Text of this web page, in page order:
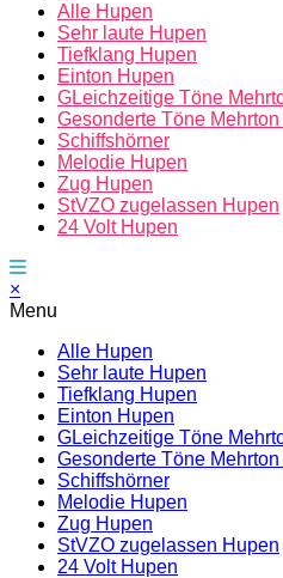
Alle Hupen
Sehr laute Hupen
Tiefklang Hupen
Einton Hupen
GLeichzeitige Töne
Gesonderte Töne
Schiffshörner
Melodie Hupen
Zug Hupen
StVZO zugelassen Hupen
24 Volt Hupen
×
Menu
Alle Hupen
Sehr laute Hupen
Tiefklang Hupen
Einton Hupen
GLeichzeitige Töne
Gesonderte Töne
Schiffshörner
Melodie Hupen
Zug Hupen
StVZO zugelassen Hupen
24 Volt Hupen